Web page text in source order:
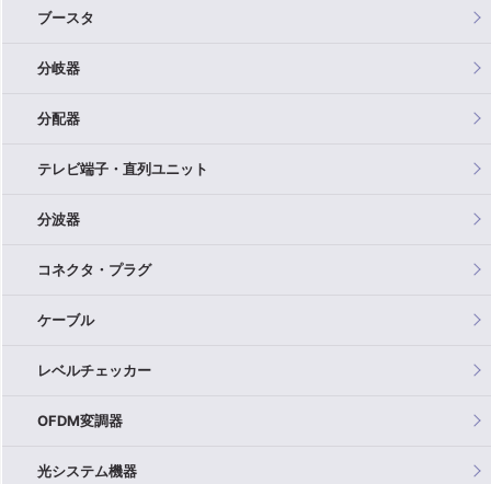
ブースタ
分岐器
分配器
テレビ端子・直列ユニット
分波器
コネクタ・プラグ
ケーブル
レベルチェッカー
OFDM変調器
光システム機器